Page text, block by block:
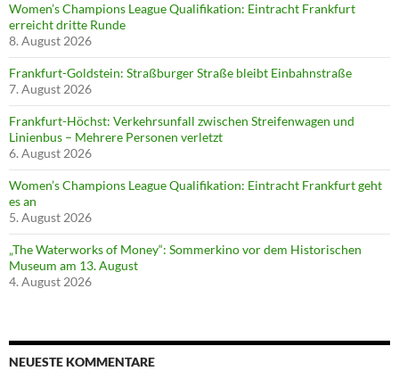
Women’s Champions League Qualifikation: Eintracht Frankfurt
erreicht dritte Runde
8. August 2026
Frankfurt-Goldstein: Straßburger Straße bleibt Einbahnstraße
7. August 2026
Frankfurt-Höchst: Verkehrsunfall zwischen Streifenwagen und
Linienbus – Mehrere Personen verletzt
6. August 2026
Women’s Champions League Qualifikation: Eintracht Frankfurt geht
es an
5. August 2026
„The Waterworks of Money“: Sommerkino vor dem Historischen
Museum am 13. August
4. August 2026
NEUESTE KOMMENTARE